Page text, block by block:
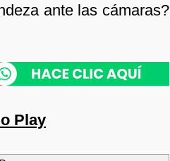
ante las cámaras?
Play